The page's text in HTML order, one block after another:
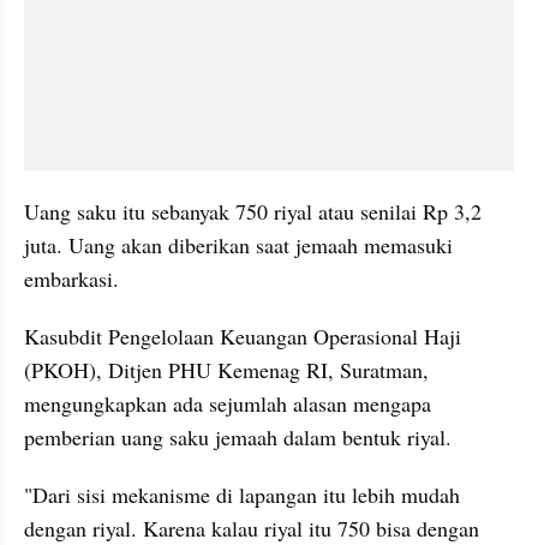
Uang saku itu sebanyak 750 riyal atau senilai Rp 3,2
juta. Uang akan diberikan saat jemaah memasuki
embarkasi.
Kasubdit Pengelolaan Keuangan Operasional Haji
(PKOH), Ditjen PHU Kemenag RI, Suratman,
mengungkapkan ada sejumlah alasan mengapa
pemberian uang saku jemaah dalam bentuk riyal.
"Dari sisi mekanisme di lapangan itu lebih mudah
dengan riyal. Karena kalau riyal itu 750 bisa dengan